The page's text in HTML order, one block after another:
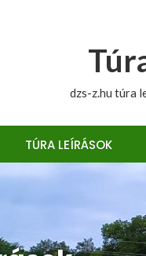
dzs-z.hu túra
TÚRA LEÍRÁSOK